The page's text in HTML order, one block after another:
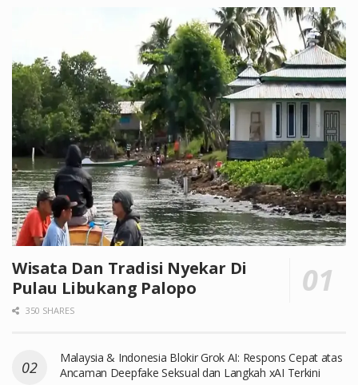
Wisata Dan Tradisi Nyekar Di
Pulau Libukang Palopo
350 SHARES
Malaysia & Indonesia Blokir Grok AI: Respons Cepat atas
Ancaman Deepfake Seksual dan Langkah xAI Terkini